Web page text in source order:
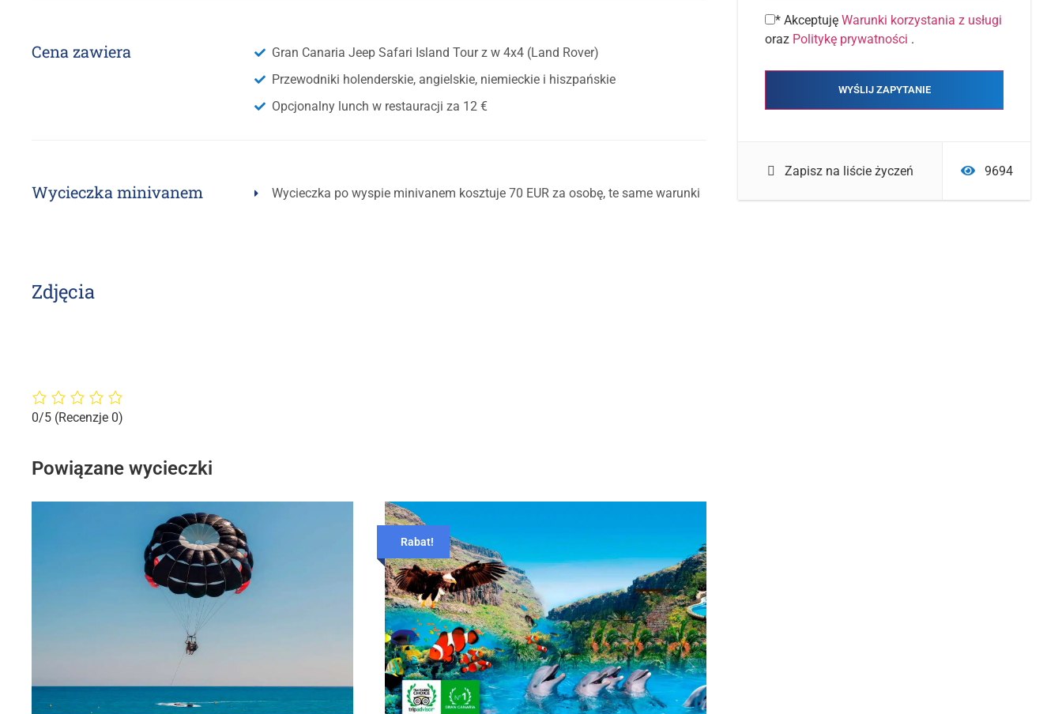
* Akceptuję Warunki korzystania z usługi
oraz Politykę prywatności .
Zapisz na liście życzeń 9694
Cena zawiera
Gran Canaria Jeep Safari Island Tour z w 4x4 (Land Rover)
Przewodniki holenderskie, angielskie, niemieckie i hiszpańskie
Opcjonalny lunch w restauracji za 12 €
Wycieczka minivanem Wycieczka po wyspie minivanem kosztuje 70 EUR za osobę, te same warunki
Zdjęcia
0/5 (Recenzje 0)
Powiązane wycieczki
Rabat!